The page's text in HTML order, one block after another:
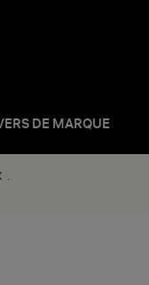
DE MARQUE